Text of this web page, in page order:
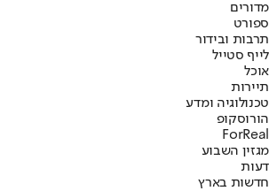
מדורים
ספורט
תרבות ובידור
לייף סטייל
אוכל
תיירות
טכנולוגיה ומדע
הורוסקופ
ForReal
מגזין השבוע
דעות
חדשות בארץ